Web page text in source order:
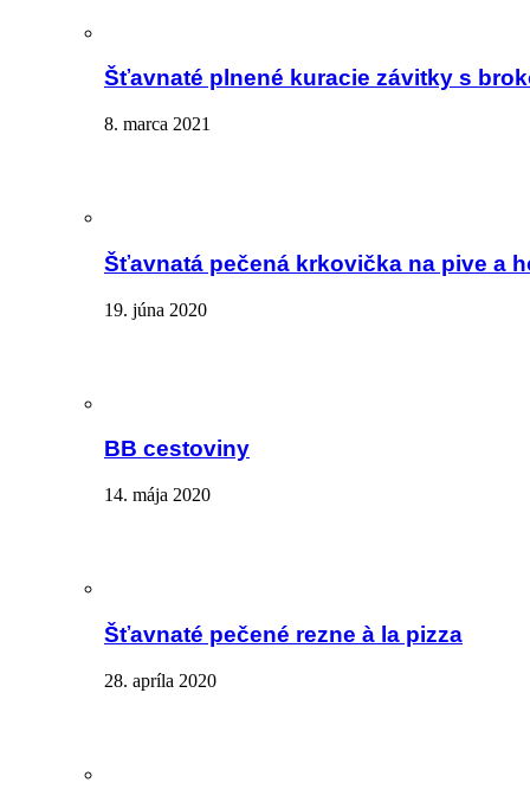
Šťavnaté plnené kuracie závitky s
8. marca 2021
Šťavnatá pečená krkovička na pive a
19. júna 2020
BB cestoviny
14. mája 2020
Šťavnaté pečené rezne à la pizza
28. apríla 2020